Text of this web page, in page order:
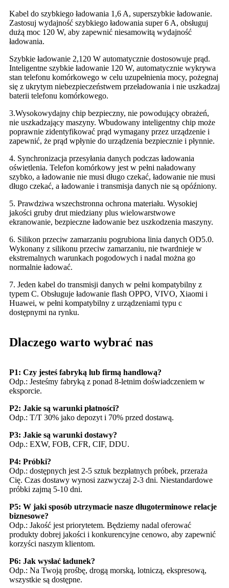
Kabel do szybkiego ładowania 1,6 A, superszybkie ładowanie.
Zastosuj wydajność szybkiego ładowania super 6 A, obsługuj
dużą moc 120 W, aby zapewnić niesamowitą wydajność
ładowania.
Szybkie ładowanie 2,120 W automatycznie dostosowuje prąd.
Inteligentne szybkie ładowanie 120 W, automatycznie wykrywa
stan telefonu komórkowego w celu uzupełnienia mocy, pożegnaj
się z ukrytym niebezpieczeństwem przeładowania i nie uszkadzaj
baterii telefonu komórkowego.
3.Wysokowydajny chip bezpieczny, nie powodujący obrażeń,
nie uszkadzający maszyny. Wbudowany inteligentny chip może
poprawnie zidentyfikować prąd wymagany przez urządzenie i
zapewnić, że prąd wpłynie do urządzenia bezpiecznie i płynnie.
4. Synchronizacja przesyłania danych podczas ładowania
oświetlenia. Telefon komórkowy jest w pełni naładowany
szybko, a ładowanie nie musi długo czekać, ładowanie nie musi
długo czekać, a ładowanie i transmisja danych nie są opóźniony.
5. Prawdziwa wszechstronna ochrona materiału. Wysokiej
jakości gruby drut miedziany plus wielowarstwowe
ekranowanie, bezpieczne ładowanie bez uszkodzenia maszyny.
6. Silikon przeciw zamarzaniu pogrubiona linia danych OD5.0.
Wykonany z silikonu przeciw zamarzaniu, nie twardnieje w
ekstremalnych warunkach pogodowych i nadal można go
normalnie ładować.
7. Jeden kabel do transmisji danych w pełni kompatybilny z
typem C. Obsługuje ładowanie flash OPPO, VIVO, Xiaomi i
Huawei, w pełni kompatybilny z urządzeniami typu c
dostępnymi na rynku.
Dlaczego warto wybrać nas
P1: Czy jesteś fabryką lub firmą handlową?
Odp.: Jesteśmy fabryką z ponad 8-letnim doświadczeniem w
eksporcie.
P2: Jakie są warunki płatności?
Odp.: T/T 30% jako depozyt i 70% przed dostawą.
P3: Jakie są warunki dostawy?
Odp.: EXW, FOB, CFR, CIF, DDU.
P4: Próbki?
Odp.: dostępnych jest 2-5 sztuk bezpłatnych próbek, przeraża
Cię. Czas dostawy wynosi zazwyczaj 2-3 dni. Niestandardowe
próbki zajmą 5-10 dni.
P5: W jaki sposób utrzymacie nasze długoterminowe relacje
biznesowe?
Odp.: Jakość jest priorytetem. Będziemy nadal oferować
produkty dobrej jakości i konkurencyjne cenowo, aby zapewnić
korzyści naszym klientom.
P6: Jak wysłać ładunek?
Odp.: Na Twoją prośbę, drogą morską, lotniczą, ekspresową,
wszystkie są dostępne.